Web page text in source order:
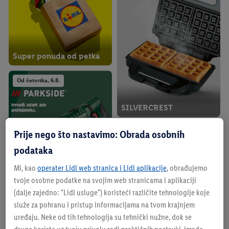
Super ponuda od petka
SILVERCREST
Od četvrtka, 6.8.
PARKSIDE
Od četvrtka, 6.8.
Prikaži više
Pogledaj našu aktualnu ponudu
Potraži svoju najbližu trgovinu
Prije nego što nastavimo: Obrada osobnih
podataka
Mi, kao operater Lidl web stranica i Lidl aplikacije, obrađujemo
tvoje osobne podatke na svojim web stranicama i aplikaciji
(dalje zajedno: "Lidl usluge") koristeći različite tehnologije koje
služe za pohranu i pristup informacijama na tvom krajnjem
uređaju. Neke od tih tehnologija su tehnički nužne, dok se